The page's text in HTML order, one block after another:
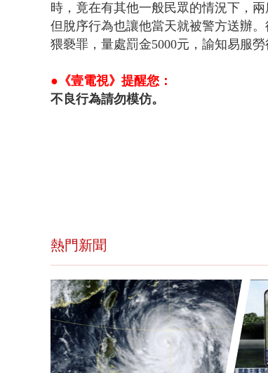
時，竟在有其他一般民眾的情況下，
但脫序行為也讓他當天就被警方送辦
猥褻罪，量處罰金5000元，諭知易服勞
●《壹電視》提醒您：
不良行為請勿模仿。
熱門新聞